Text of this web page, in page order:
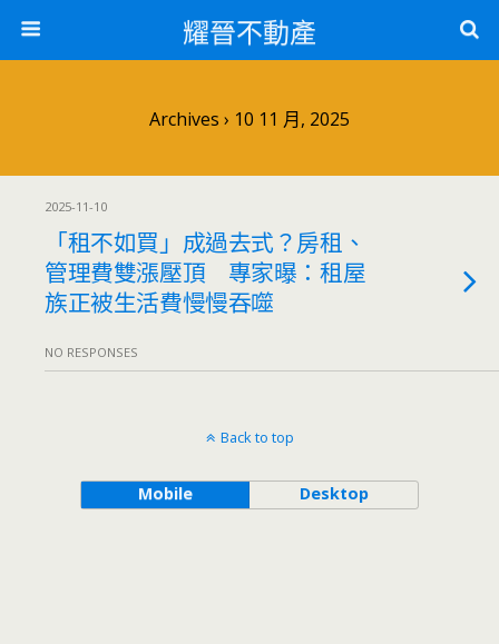
耀晉不動產
Archives › 10 11 月, 2025
2025-11-10
「租不如買」成過去式？房租、
管理費雙漲壓頂 專家曝：租屋
族正被生活費慢慢吞噬
NO RESPONSES
Back to top
Mobile Desktop